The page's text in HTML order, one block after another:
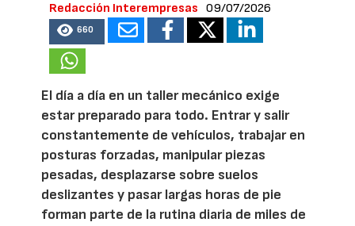
Redacción Interempresas 09/07/2026
660
El día a día en un taller mecánico exige
estar preparado para todo. Entrar y salir
constantemente de vehículos, trabajar en
posturas forzadas, manipular piezas
pesadas, desplazarse sobre suelos
deslizantes y pasar largas horas de pie
forman parte de la rutina diaria de miles de